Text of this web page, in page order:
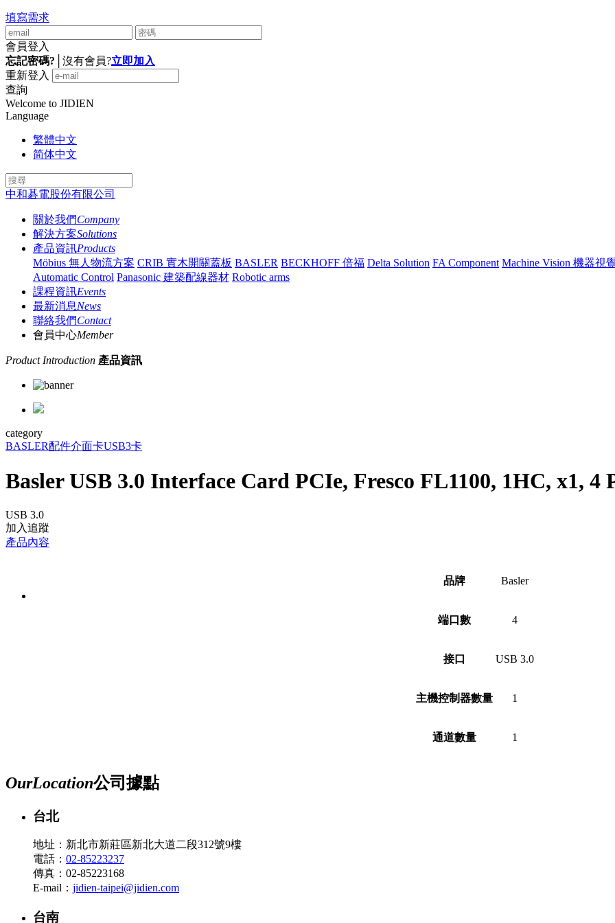
填寫需求
會員登入
忘記密碼?
沒有會員?立即加入
重新登入
查詢
Welcome to JIDIEN
Language
繁體中文
简体中文
中和碁電股份有限公司
關於我們Company
解決方案Solutions
產品資訊Products
Möbius 無人物流方案 CRIB 實木開關蓋板 BASLER BECKHOFF 倍福 Delta Solution FA Component Machine Vision 機器視
Automatic Control Panasonic 建築配線器材 Robotic arms
課程資訊Events
最新消息News
聯絡我們Contact
會員中心Member
Product Introduction 產品資訊
category
BASLER配件介面卡USB3卡
Basler USB 3.0 Interface Card PCIe, Fresco FL1100, 1HC, x1, 4
USB 3.0
加入追蹤
產品內容
品牌 Basler
端口數 4
接口 USB 3.0
主機控制器數量 1
通道數量 1
OurLocation公司據點
台北
地址：新北市新莊區新北大道二段312號9樓
電話： 02-85223237
傳真：02-85223168
E-mail： jidien-taipei@jidien.com
台南